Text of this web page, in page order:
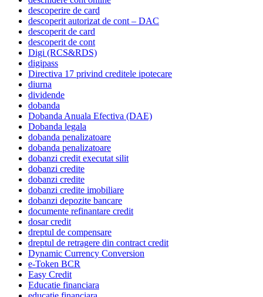
descoperire de card
descoperit autorizat de cont – DAC
descoperit de card
descoperit de cont
Digi (RCS&RDS)
digipass
Directiva 17 privind creditele ipotecare
diurna
dividende
dobanda
Dobanda Anuala Efectiva (DAE)
Dobanda legala
dobanda penalizatoare
dobanda penalizatoare
dobanzi credit executat silit
dobanzi credite
dobanzi credite
dobanzi credite imobiliare
dobanzi depozite bancare
documente refinantare credit
dosar credit
dreptul de compensare
dreptul de retragere din contract credit
Dynamic Currency Conversion
e-Token BCR
Easy Credit
Educatie financiara